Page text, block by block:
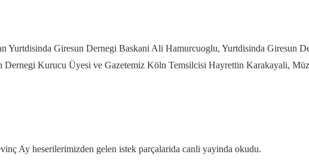
Yurtdisinda Giresun Dernegi Baskani Ali Hamurcuoglu, Yurtdisinda Giresun
Dernegi Kurucu Üyesi ve Gazetemiz Köln Temsilcisi Hayrettin Karakayali,
Ay heserilerimizden gelen istek parçalarida canli yayinda okudu.